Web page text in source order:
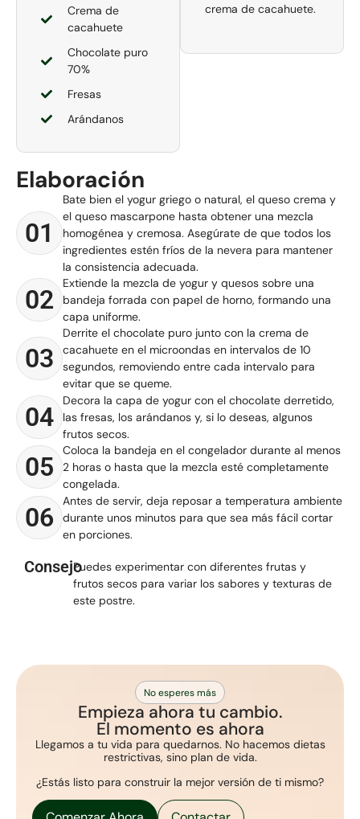
Crema de
cacahuete
Chocolate puro
70%
Fresas
Arándanos
crema de cacahuete.
Elaboración
01
Bate bien el yogur griego o natural, el queso crema y
el queso mascarpone hasta obtener una mezcla
homogénea y cremosa. Asegúrate de que todos los
ingredientes estén fríos de la nevera para mantener
la consistencia adecuada.
02
Extiende la mezcla de yogur y quesos sobre una
bandeja forrada con papel de horno, formando una
capa uniforme.
03
Derrite el chocolate puro junto con la crema de
cacahuete en el microondas en intervalos de 10
segundos, removiendo entre cada intervalo para
evitar que se queme.
04
Decora la capa de yogur con el chocolate derretido,
las fresas, los arándanos y, si lo deseas, algunos
frutos secos.
05
Coloca la bandeja en el congelador durante al menos
2 horas o hasta que la mezcla esté completamente
congelada.
06
Antes de servir, deja reposar a temperatura ambiente
durante unos minutos para que sea más fácil cortar
en porciones.
ConsejoPuedes experimentar con diferentes frutas y
frutos secos para variar los sabores y texturas de
este postre.
No esperes más
Empieza ahora tu cambio.
El momento es ahora
Llegamos a tu vida para quedarnos. No hacemos dietas
restrictivas, sino plan de vida.
¿Estás listo para construir la mejor versión de ti mismo?